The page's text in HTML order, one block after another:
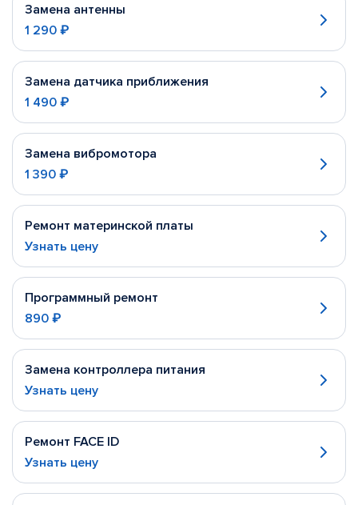
Замена антенны
1 290 ₽
Замена датчика приближения
1 490 ₽
Замена вибромотора
1 390 ₽
Ремонт материнской платы
Узнать цену
Программный ремонт
890 ₽
Замена контроллера питания
Узнать цену
Ремонт FACE ID
Узнать цену